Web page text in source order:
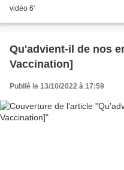
vidéo 6'
Qu'advient-il de nos
Vaccination]
Publié le 13/10/2022 à 17:59